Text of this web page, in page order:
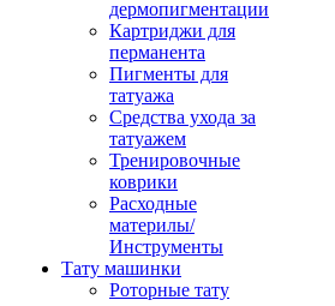
дермопигментации
Картриджи для
перманента
Пигменты для
татуажа
Средства ухода за
татуажем
Тренировочные
коврики
Расходные
материлы/
Инструменты
Тату машинки
Роторные тату